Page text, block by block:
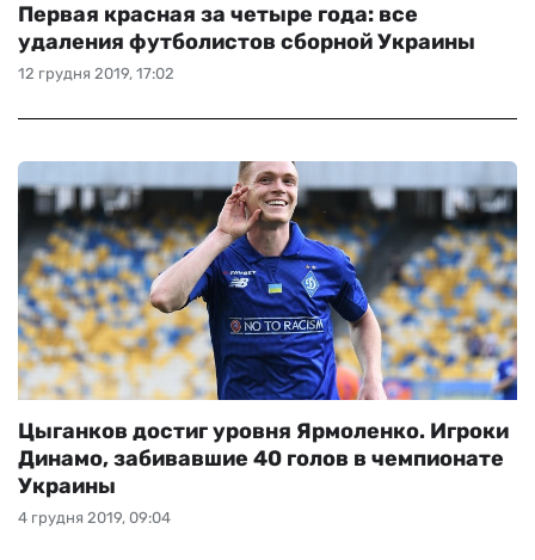
12 грудня 2019, 17:02
Первая красная за четыре года: все
удаления футболистов сборной Украины
4 грудня 2019, 09:04
Цыганков достиг уровня Ярмоленко. Игроки
Динамо, забивавшие 40 голов в чемпионате
Украины